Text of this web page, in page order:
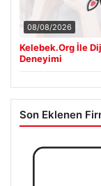
08/08/2026
Kelebek.Org İle
Deneyimi
Son Eklenen